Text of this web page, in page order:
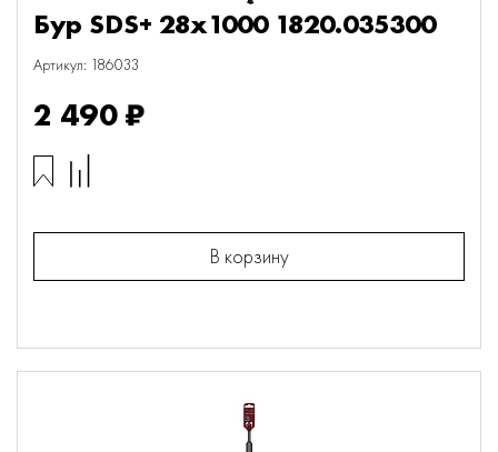
Бур SDS+ 28х1000 1820.035300
Артикул: 186033
2 490 ₽
В корзину